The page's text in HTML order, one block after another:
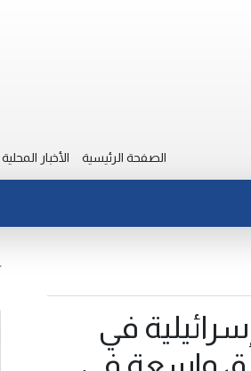
الصفحة الرئيسية الأخبار المحلية
في
واسعة في